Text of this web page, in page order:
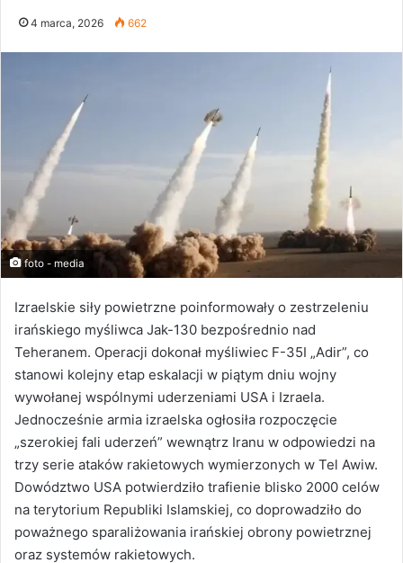
4 marca, 2026 662
foto - media
Izraelskie siły powietrzne poinformowały o zestrzeleniu
irańskiego myśliwca Jak-130 bezpośrednio nad
Teheranem. Operacji dokonał myśliwiec F-35I „Adir”, co
stanowi kolejny etap eskalacji w piątym dniu wojny
wywołanej wspólnymi uderzeniami USA i Izraela.
Jednocześnie armia izraelska ogłosiła rozpoczęcie
„szerokiej fali uderzeń” wewnątrz Iranu w odpowiedzi na
trzy serie ataków rakietowych wymierzonych w Tel Awiw.
Dowództwo USA potwierdziło trafienie blisko 2000 celów
na terytorium Republiki Islamskiej, co doprowadziło do
poważnego sparaliżowania irańskiej obrony powietrznej
oraz systemów rakietowych.